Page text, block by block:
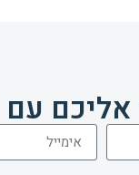
אליכם